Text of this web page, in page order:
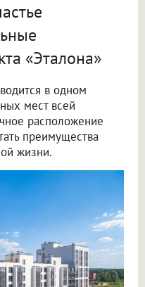
«Эталона»
в одном
мест всей
расположение
преимущества
жизни.